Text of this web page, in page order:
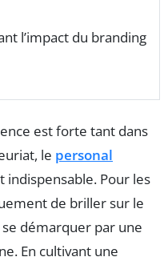
l’impact du branding
est forte tant dans
le personal
Pour les
de briller sur le
démarquer par une
En cultivant une